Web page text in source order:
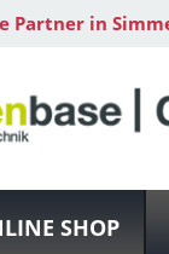
Partner in
SHOP